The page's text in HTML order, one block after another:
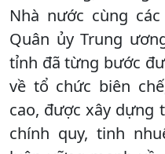
Nhà nước cùng
Quân ủy Trung
tỉnh đã từng bước
về tổ chức biên
cao, được xây dựng
chính quy, tinh